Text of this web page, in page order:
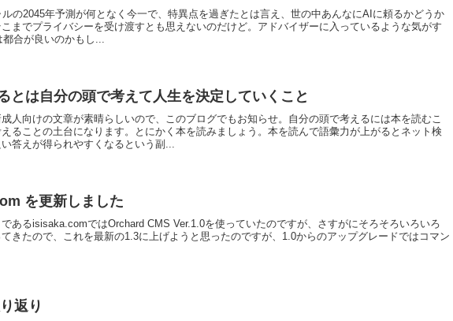
ルの2045年予測が何となく今一で、特異点を過ぎたとは言え、世の中あんなにAIに頼るかどうか
までプライバシーを受け渡すとも思えないのだけど。アドバイザーに入っているような気がす
都合が良いのかもし...
とは自分の頭で考えて人生を決定していくこと
人向けの文章が素晴らしいので、このブログでもお知らせ。自分の頭で考えるには本を読むこ
ることの土台になります。とにかく本を読みましょう。本を読んで語彙力が上がるとネット検
答えが得られやすくなるという副...
を更新しました
であるisisaka.comではOrchard CMS Ver.1.0を使っていたのですが、さすがにそろそろいろいろ
きたので、これを最新の1.3に上げようと思ったのですが、1.0からのアップグレードではコマン
返り